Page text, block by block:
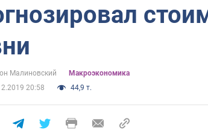
Малиновский
Mакроэкономика
20:58
44,9 т.